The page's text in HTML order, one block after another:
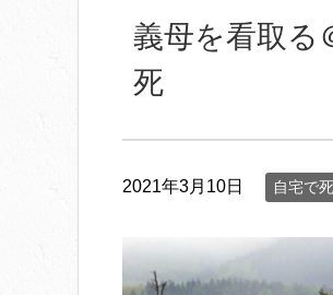
義母を看取
死
2021年3月10日 自宅で